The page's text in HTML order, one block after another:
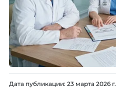
Дата публикации: 23 марта 2026 г.